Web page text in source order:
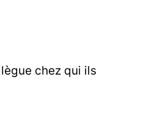
chez qui ils